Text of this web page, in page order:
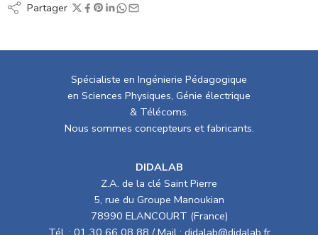
Partager
Spécialiste en Ingénierie Pédagogique
en Sciences Physiques, Génie électrique
& Télécoms.
Nous sommes concepteurs et fabricants.
DIDALAB
Z.A. de la clé Saint Pierre
5, rue du Groupe Manoukian
78990 ELANCOURT (France)
Tél. : 01 30 66 08 88 / Mail : didalab@didalab.fr